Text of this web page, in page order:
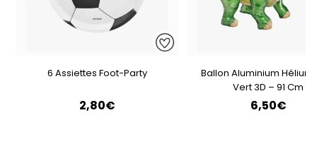
6 Assiettes Foot-Party
2,80€
Ballon Aluminium Hélium
Vert 3D – 91 Cm
6,50€